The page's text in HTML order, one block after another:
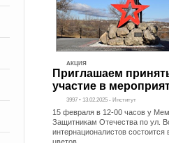
АКЦИЯ
Приглашаем
участие в
3997 • 13.02.2025 - Институт
15 февраля в 12-00 часов у
Защитникам Отечества по ул.
интернационалистов состоится